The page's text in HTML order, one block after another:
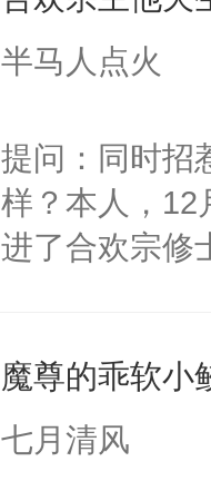
中有穿越者！
地的束林秋，
了。那个男人
魔尊南北寒被
椅的男人给收
体统！结果装
林秋那双清透
火葬场虽迟
2：“宿问清，
天门结界，掳
柳妄渊起初是
味，即将一步
个屁！柳妄渊
早就喜欢我了
蔓延而上。是
甜品。
半马人点火
提问：同时招
样？本人，12
进了合欢宗修
的温柔忠犬呢
个反恋爱脑
魔尊的乖软小
七月清风